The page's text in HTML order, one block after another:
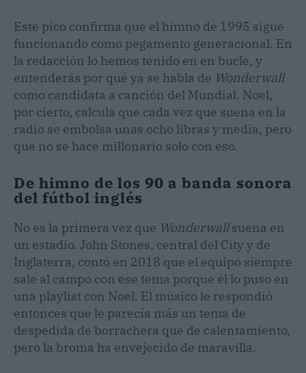
Este pico confirma que el himno de 1995 sigue
funcionando como pegamento generacional. En
la redacción lo hemos tenido en en bucle, y
entenderás por qué ya se habla de Wonderwall
como candidata a canción del Mundial. Noel,
por cierto, calcula que cada vez que suena en la
radio se embolsa unas ocho libras y media, pero
que no se hace millonario solo con eso.
De himno de los 90 a banda sonora
del fútbol inglés
No es la primera vez que Wonderwallsuena en
un estadio. John Stones, central del City y de
Inglaterra, contó en 2018 que el equipo siempre
sale al campo con ese tema porque él lo puso en
una playlist con Noel. El músico le respondió
entonces que le parecía más un tema de
despedida de borrachera que de calentamiento,
pero la broma ha envejecido de maravilla.